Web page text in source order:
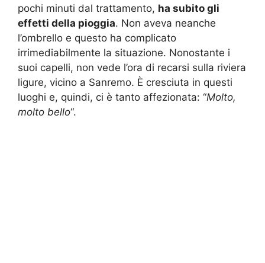
pochi minuti dal trattamento, ha subito gli
effetti della pioggia. Non aveva neanche
l’ombrello e questo ha complicato
irrimediabilmente la situazione. Nonostante i
suoi capelli, non vede l’ora di recarsi sulla riviera
ligure, vicino a Sanremo. È cresciuta in questi
luoghi e, quindi, ci è tanto affezionata: “Molto,
molto bello“.